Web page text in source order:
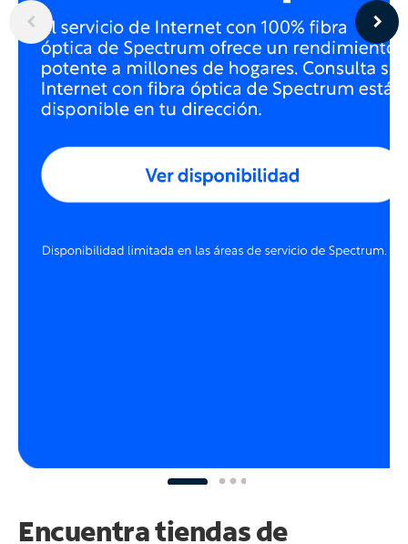
Encuentra tiendas de